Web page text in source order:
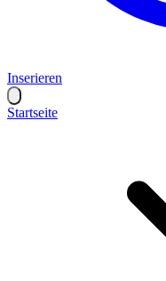
Inserieren
Startseite